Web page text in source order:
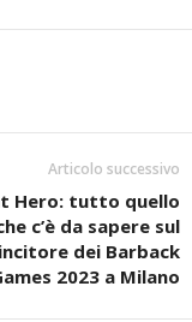
Articolo successivo
Hero: tutto quello
c’è da sapere sul
dei Barback
2023 a Milano